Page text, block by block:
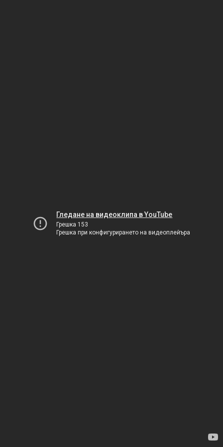
Гледане на видеоклипа в YouTube
Грешка 153
Грешка при конфигурирането на видеоплейъра